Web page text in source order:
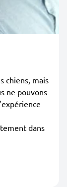
chiens, mais
ne pouvons
dans